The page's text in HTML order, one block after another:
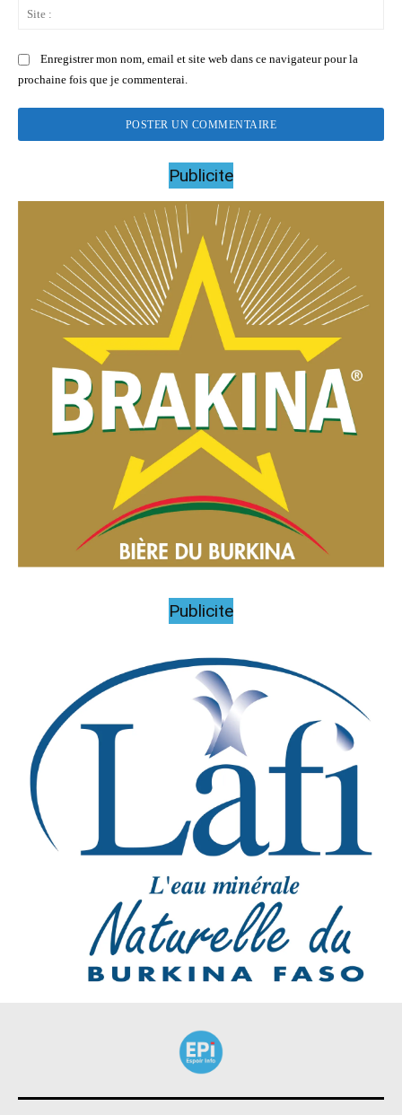
Enregistrer mon nom, email et site web dans ce navigateur pour la
prochaine fois que je commenterai.
Publicite
Publicite